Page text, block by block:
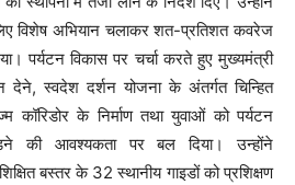
विशेष अभियान चलाकर शत-प्रतिशत कवरेज
पर्यटन विकास पर चर्चा करते हुए मुख्यमंत्री
देने, स्वदेश दर्शन योजना के अंतर्गत चिन्हित
कॉरिडोर के निर्माण तथा युवाओं को पर्यटन
की आवश्यकता पर बल दिया। उन्होंने
बस्तर के 32 स्थानीय गाइडों को प्रशिक्षण